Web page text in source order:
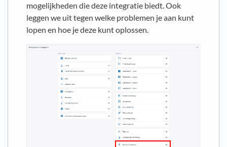
mogelijkheden die deze integratie biedt. Ook
leggen we uit tegen welke problemen je aan kunt
lopen en hoe je deze kunt oplossen.